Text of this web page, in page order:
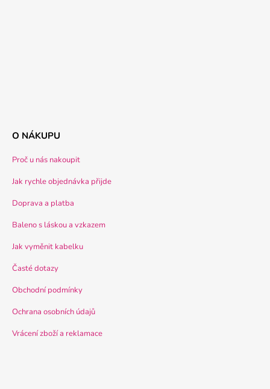
O NÁKUPU
Proč u nás nakoupit
Jak rychle objednávka přijde
Doprava a platba
Baleno s láskou a vzkazem
Jak vyměnit kabelku
Časté dotazy
Obchodní podmínky
Ochrana osobních údajů
Vrácení zboží a reklamace